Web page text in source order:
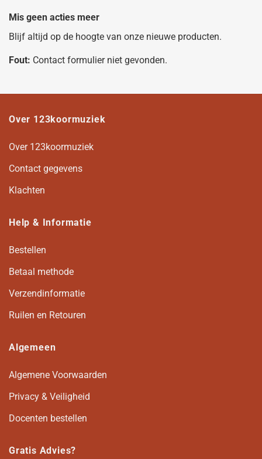
Mis geen acties meer
Blijf altijd op de hoogte van onze nieuwe producten.
Fout: Contact formulier niet gevonden.
Over 123koormuziek
Over 123koormuziek
Contact gegevens
Klachten
Help & Informatie
Bestellen
Betaal methode
Verzendinformatie
Ruilen en Retouren
Algemeen
Algemene Voorwaarden
Privacy & Veiligheid
Docenten bestellen
Gratis Advies?